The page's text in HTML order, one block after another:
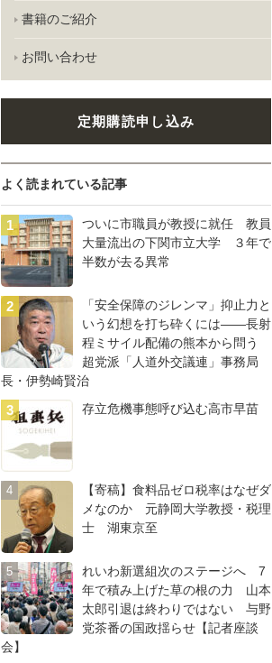
書籍のご紹介
お問い合わせ
定期購読申し込み
よく読まれている記事
ついに市職員が教授に就任 教員
大量流出の下関市立大学 ３年で
半数が去る異常
「安全保障のジレンマ」抑止力と
いう幻想を打ち砕くには――長射
程ミサイル配備の熊本から問う
超党派「人道外交議連」事務局
長・伊勢崎賢治
存立危機事態呼び込む高市早苗
【寄稿】食料品ゼロ税率はなぜダ
メなのか 元静岡大学教授・税理
士 湖東京至
れいわ新選組次のステージへ 7
年で積み上げた草の根の力 山本
太郎引退は終わりではない 与野
党茶番の国政揺らせ【記者座談
会】